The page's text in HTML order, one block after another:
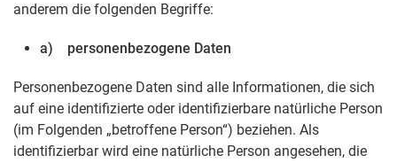
anderem die folgenden Begriffe:
a) personenbezogene Daten
Personenbezogene Daten sind alle Informationen, die sich
auf eine identifizierte oder identifizierbare natürliche Person
(im Folgenden „betroffene Person“) beziehen. Als
identifizierbar wird eine natürliche Person angesehen, die